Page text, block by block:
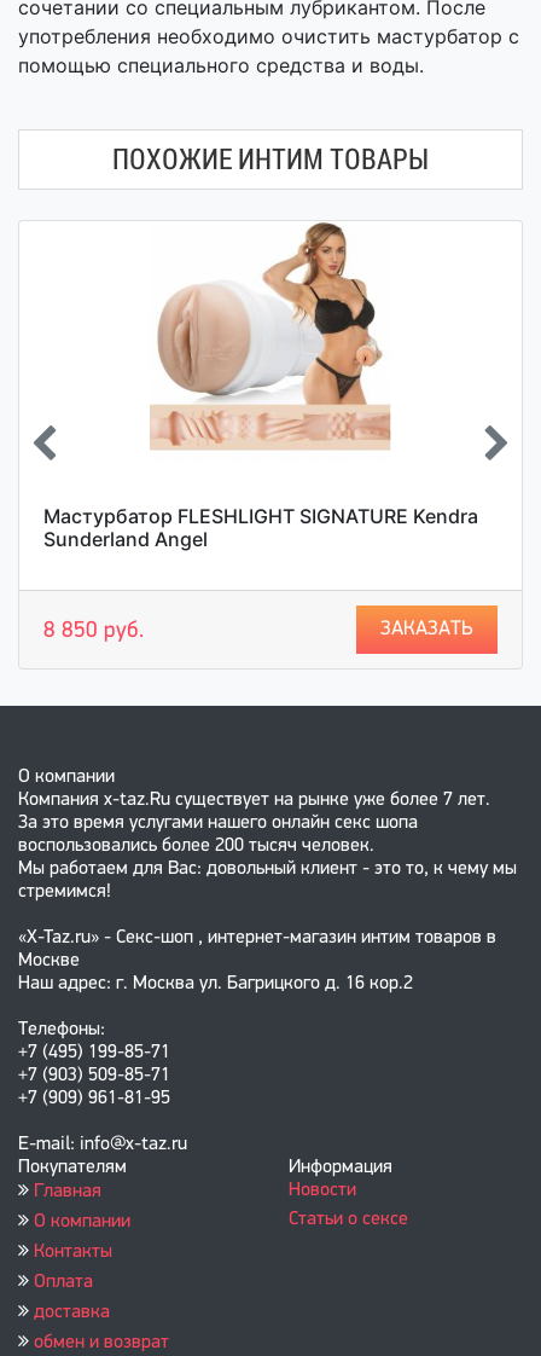
сочетании со специальным лубрикантом. После
употребления необходимо очистить мастурбатор с
помощью специального средства и воды.
ПОХОЖИЕ ИНТИМ ТОВАРЫ
Мастурбатор FLESHLIGHT SIGNATURE Kendra
Sunderland Angel
8 850 руб. ЗАКАЗАТЬ
О компании
Компания x-taz.Ru существует на рынке уже более 7 лет.
За это время услугами нашего онлайн секс шопа
воспользовались более 200 тысяч человек.
Мы работаем для Вас: довольный клиент - это то, к чему мы
стремимся!
«X-Taz.ru» - Секс-шоп , интернет-магазин интим товаров в
Москве
Наш адрес: г. Москва ул. Багрицкого д. 16 кор.2
Телефоны:
+7 (495) 199-85-71
+7 (903) 509-85-71
+7 (909) 961-81-95
E-mail: info@x-taz.ru
Покупателям
Главная
О компании
Контакты
Оплата
доставка
обмен и возврат
Информация
Новости
Статьи о сексе